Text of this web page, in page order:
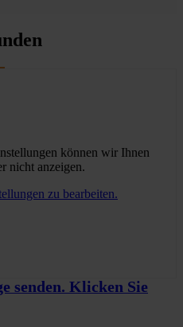
können wir Ihnen
nicht anzeigen.
zu bearbeiten.
senden. Klicken Sie